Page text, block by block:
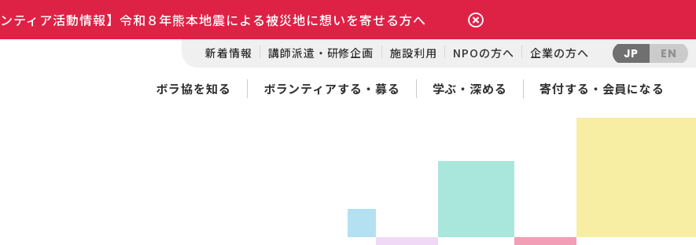
ンティア活動情報】令和８年熊本地震による被災地に想いを寄せる方へ
新着情報 講師派遣・研修企画 施設利用 NPOの方へ 企業の方へ JP EN
ボラ協を知る ボランティアする・募る 学ぶ・深める 寄付する・会員になる